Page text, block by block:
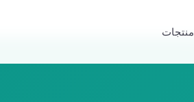
منتجات